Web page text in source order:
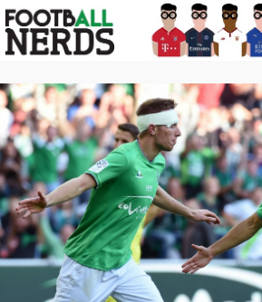
Search
Prodotti
Scarpe
Maglie
Accessori